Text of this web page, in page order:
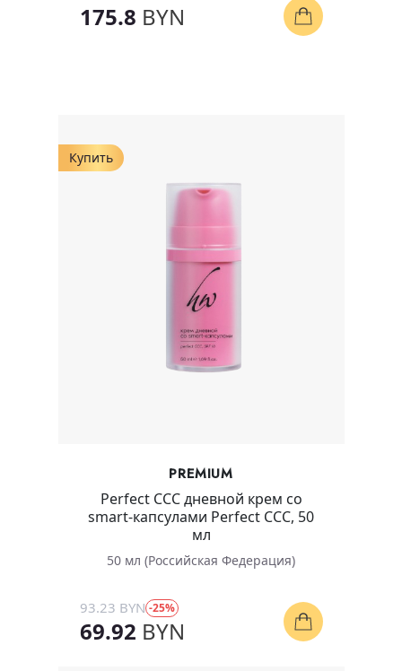
175.8 BYN
Купить
PREMIUM
Perfect CCC дневной крем со
smart-капсулами Perfect CCC, 50
мл
50 мл (Российская Федерация)
93.23 BYN -25%
69.92 BYN